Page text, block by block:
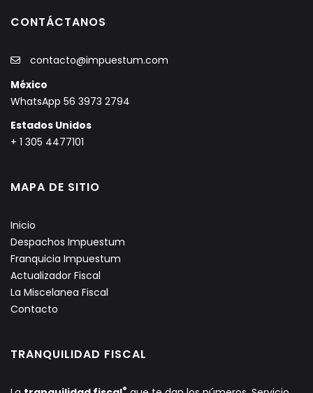
CONTÁCTANOS
contacto@impuestum.com
México
WhatsApp 56 3973 2794
Estados Unidos
+ 1 305 4477101
MAPA DE SITIO
Inicio
Despachos Impuestum
Franquicia Impuestum
Actualizador Fiscal
La Miscelanea Fiscal
Contacto
TRANQUILIDAD FISCAL
®